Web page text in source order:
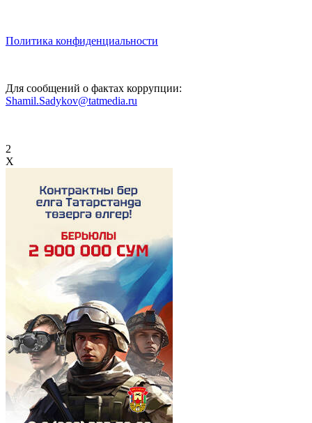
Политика конфиденциальности
Для сообщений о фактах коррупции:
Shamil.Sadykov@tatmedia.ru
2
X